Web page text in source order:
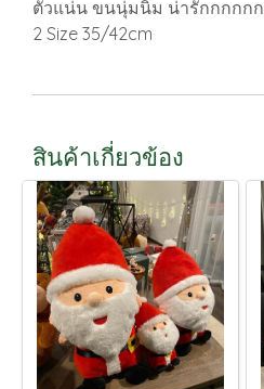
ตัวแน่น ขนนุ่มนิ่ม น่ารักกกกกก
2 Size 35/42cm
สินค้าเกี่ยวข้อง